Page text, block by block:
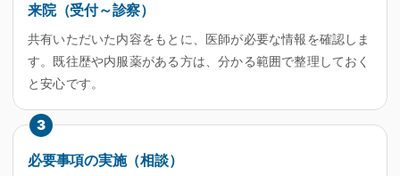
来院（受付～診察）
共有いただいた内容をもとに、医師が必要な情報を確認しま
す。既往歴や内服薬がある方は、分かる範囲で整理しておく
と安心です。
3
必要事項の実施（相談）